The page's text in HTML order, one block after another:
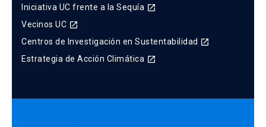
Iniciativa UC frente a la Sequía launch
Vecinos UC launch
Centros de Investigación en Sustentabilidad launch
Estrategia de Acción Climática launch